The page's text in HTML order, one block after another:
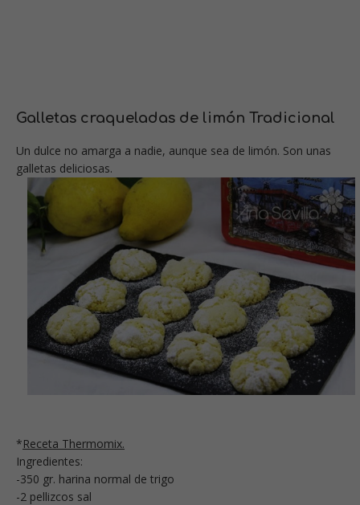
Galletas craqueladas de limón Tradicional
Un dulce no amarga a nadie, aunque sea de limón. Son unas
galletas deliciosas.
*Receta Thermomix.
Ingredientes:
-350 gr. harina normal de trigo
-2 pellizcos sal